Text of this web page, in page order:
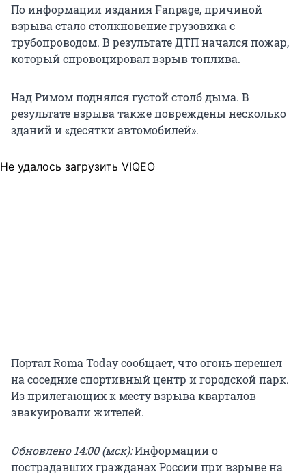
По информации издания Fanpage, причиной
взрыва стало столкновение грузовика с
трубопроводом. В результате ДТП начался пожар,
который спровоцировал взрыв топлива.
Над Римом поднялся густой столб дыма. В
результате взрыва также повреждены несколько
зданий и «десятки автомобилей».
Не удалось загрузить VIQEO
Портал Roma Today сообщает, что огонь перешел
на соседние спортивный центр и городской парк.
Из прилегающих к месту взрыва кварталов
эвакуировали жителей.
Обновлено 14:00 (мск):Информации о
пострадавших гражданах России при взрыве на